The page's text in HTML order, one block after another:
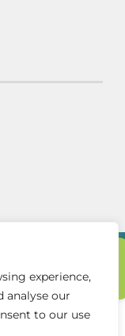
experience,
analyse our
to our use
Demo
Talebi
ELEVATE.